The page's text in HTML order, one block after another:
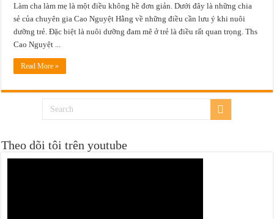
Sức khỏe là nền tảng: câu chuyện tôi tự tôi luyện mình ở tuổi ngoài 50
Ironlady Cao Nguyệt Hằng
Cách phòng bệnh mãn tính từ tuổi 30: những thói quen sống để lão hoá lành
Làm sao để ngủ ngon? Giấc ngủ và sức khoẻ tinh thần cho lão hoá lành mạnh
Làm cha làm mẹ là một điều không hề đơn giản. Dưới đây là những chia
sẻ của chuyên gia Cao Nguyệt Hằng về những điều cần lưu ý khi nuôi
dưỡng trẻ. Đặc biệt là nuôi dưỡng đam mê ở trẻ là điều rất quan trọng. Ths
Cao Nguyệt ...
Read More »
Theo dõi tôi trên youtube